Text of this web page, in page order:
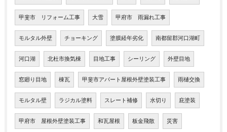
甲斐市 リフォーム工事 大雪 甲府市 雨漏れ工事
モルタル外壁 チョーキング 塗膜経年劣化 南都留郡河口湖町
河口湖 北杜市換気棟 目地工事 シーリング 外壁目地
窓廻り目地 棟瓦 甲斐市アパート屋根外壁塗装工事 雨樋交換
モルタル壁 ラジカル塗料 スレート補修 水切り 庇塗装
甲府市 屋根外壁塗装工事 和瓦屋根 板金飛散 災害